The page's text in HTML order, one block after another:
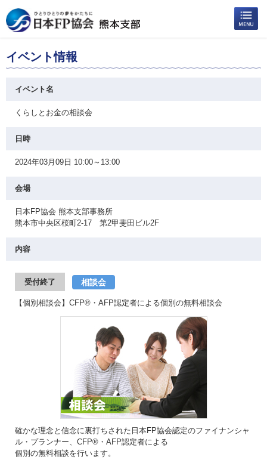
イベント情報
イベント名
くらしとお金の相談会
日時
2024年03月09日 10:00～13:00
会場
日本FP協会 熊本支部事務所
熊本市中央区桜町2-17 第2甲斐田ビル2F
内容
受付終了 相談会
【個別相談会】CFP®・AFP認定者による個別の無料相談会
確かな理念と信念に裏打ちされた日本FP協会認定のファイナンシャ
ル・プランナー、CFP®・AFP認定者による
個別の無料相談を行います。